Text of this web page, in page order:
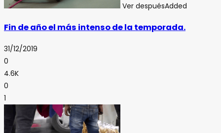
Ver despuésAdded
Fin de año el más intenso de la temporada.
31/12/2019
0
4.6K
0
1